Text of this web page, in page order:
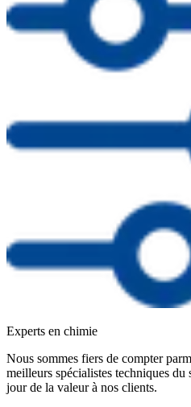
Experts en chimie
Nous sommes fiers de compter
meilleurs spécialistes techniques du
jour de la valeur à nos clients.